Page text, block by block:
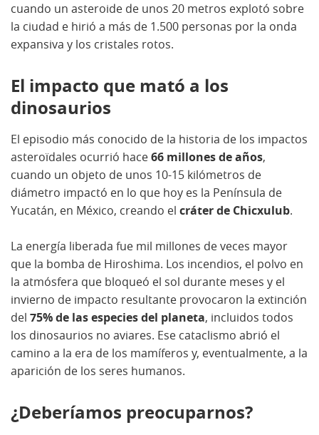
cuando un asteroide de unos 20 metros explotó sobre
la ciudad e hirió a más de 1.500 personas por la onda
expansiva y los cristales rotos.
El impacto que mató a los
dinosaurios
El episodio más conocido de la historia de los impactos
asteroïdales ocurrió hace66 millones de años,
cuando un objeto de unos 10-15 kilómetros de
diámetro impactó en lo que hoy es la Península de
Yucatán, en México, creando el cráter de Chicxulub.
La energía liberada fue mil millones de veces mayor
que la bomba de Hiroshima. Los incendios, el polvo en
la atmósfera que bloqueó el sol durante meses y el
invierno de impacto resultante provocaron la extinción
del 75% de las especies del planeta, incluidos todos
los dinosaurios no aviares. Ese cataclismo abrió el
camino a la era de los mamíferos y, eventualmente, a la
aparición de los seres humanos.
¿Deberíamos preocuparnos?